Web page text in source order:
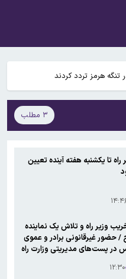
دریای مازندران مواج است
حقوق بازنشستگان
دریای مازندران مواج است
۳ مطلب
تا یکشنبه هفته آینده تعیین
وزیر راه و تلاش یک نماینده
/ حضور غیرقانونی برادر و عموی
در پست‌های مدیریتی وزارت راه
۱۲:۳۰